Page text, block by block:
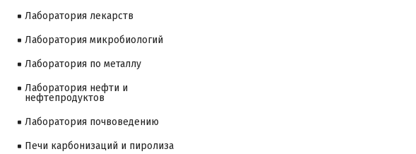
Лаборатория лекарств
Лаборатория микробиологий
Лаборатория по металлу
Лаборатория нефти и
нефтепродуктов
Лаборатория почвоведению
Печи карбонизаций и пиролиза